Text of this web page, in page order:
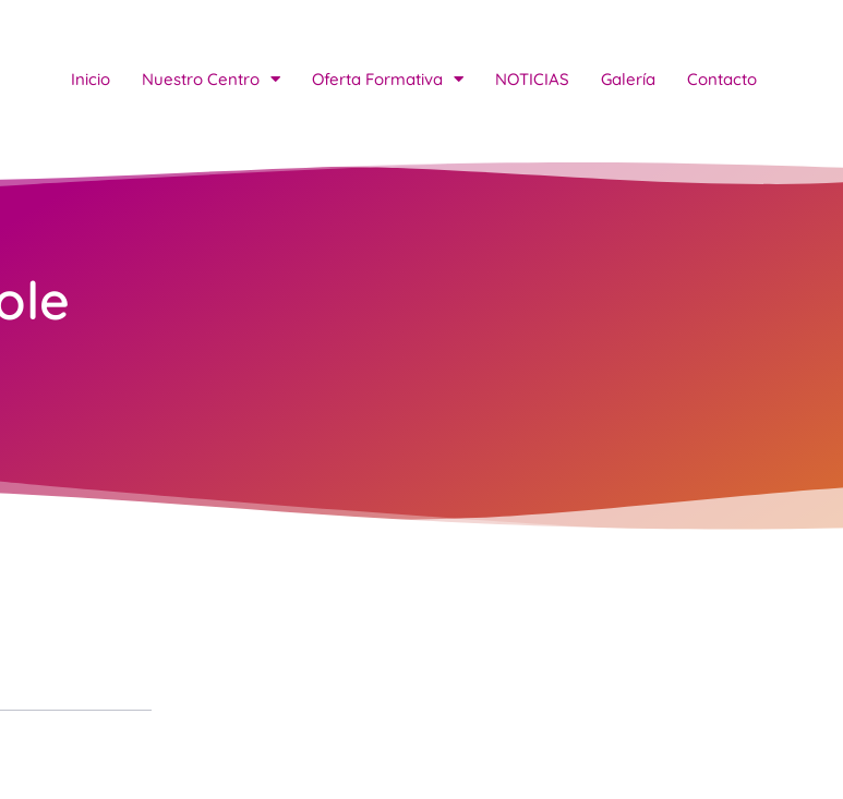
Inicio Nuestro Centro Oferta Formativa NOTICIAS Galería Contacto